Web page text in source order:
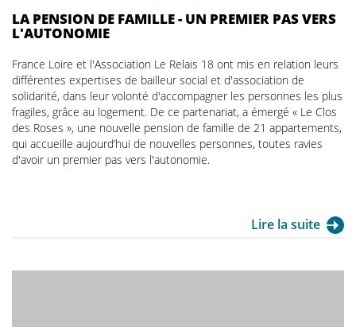
LA PENSION DE FAMILLE - UN PREMIER PAS VERS
L'AUTONOMIE
France Loire et l'Association Le Relais 18 ont mis en relation leurs
différentes expertises de bailleur social et d'association de
solidarité, dans leur volonté d'accompagner les personnes les plus
fragiles, grâce au logement. De ce partenariat, a émergé « Le Clos
des Roses », une nouvelle pension de famille de 21 appartements,
qui accueille aujourd’hui de nouvelles personnes, toutes ravies
d'avoir un premier pas vers l'autonomie.
Lire la suite